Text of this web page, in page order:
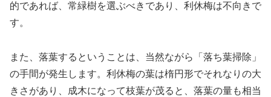
的であれば、常緑樹を選ぶべきであり、利休梅は不向きで
す。
また、落葉するということは、当然ながら「落ち葉掃除」
の手間が発生します。利休梅の葉は楕円形でそれなりの大
きさがあり、成木になって枝葉が茂ると、落葉の量も相当